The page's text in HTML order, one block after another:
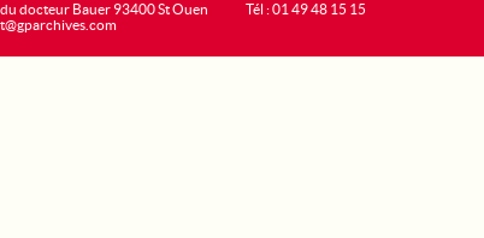
docteur Bauer 93400 St Ouen
Tél : 01 49 48 15 15